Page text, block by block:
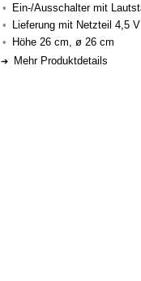
Ein-/Ausschalter mit
Lieferung mit Netzteil 4,5 V
Höhe 26 cm, ø 26 cm
Mehr Produktdetails